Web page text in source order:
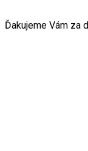
Ďakujeme Vám za